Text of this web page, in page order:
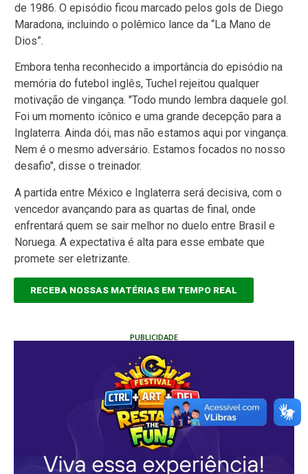
de 1986. O episódio ficou marcado pelos gols de Diego
Maradona, incluindo o polêmico lance da “La Mano de
Dios”.
Embora tenha reconhecido a importância do episódio na
memória do futebol inglês, Tuchel rejeitou qualquer
motivação de vingança. "Todo mundo lembra daquele gol.
Foi um momento icônico e uma grande decepção para a
Inglaterra. Ainda dói, mas não estamos aqui por vingança.
Nem é o mesmo adversário. Estamos focados no nosso
desafio", disse o treinador.
A partida entre México e Inglaterra será decisiva, com o
vencedor avançando para as quartas de final, onde
enfrentará quem se sair melhor no duelo entre Brasil e
Noruega. A expectativa é alta para esse embate que
promete ser eletrizante.
RECEBA NOSSAS MATÉRIAS EM TEMPO REAL
PUBLICIDADE